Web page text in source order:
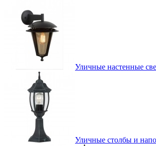
Уличные настенные
Уличные столбы и